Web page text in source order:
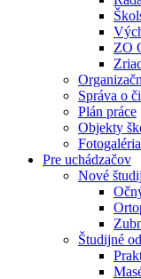
ZO
Správa o
Plán práce
Objekty
Fotogaléria
Pre uchádzačov
Nové
Študijné